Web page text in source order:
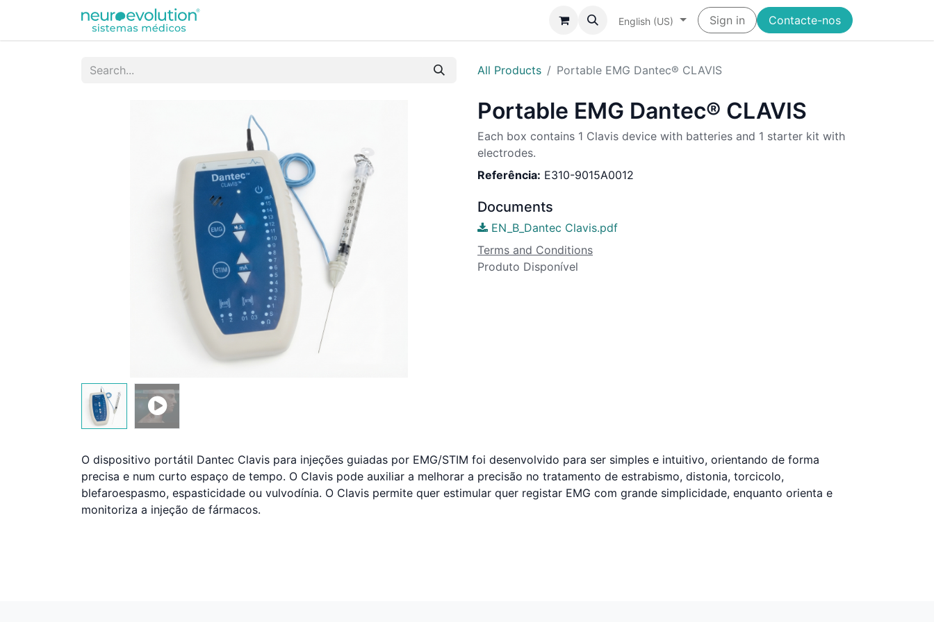
Notícias English (US) Sign in Contacte-nos
All Products Portable EMG Dantec® CLAVIS
Portable EMG Dantec® CLAVIS
Each box contains 1 Clavis device with batteries and 1 starter kit with
electrodes.
Referência: E310-9015A0012
Documents
EN_B_Dantec Clavis.pdf
Terms and Conditions
Produto Disponível
O dispositivo portátil Dantec Clavis para injeções guiadas por EMG/STIM foi desenvolvido para ser simples e intuitivo, orientando de forma
precisa e num curto espaço de tempo. O Clavis pode auxiliar a melhorar a precisão no tratamento de estrabismo, distonia, torcicolo,
blefaroespasmo, espasticidade ou vulvodínia. O Clavis permite quer estimular quer registar EMG com grande simplicidade, enquanto orienta e
monitoriza a injeção de fármacos.